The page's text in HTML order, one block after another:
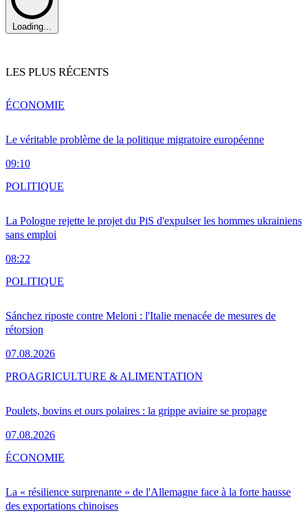
Loading...
LES PLUS RÉCENTS
Le véritable problème de la politique migratoire européenne
09:10
ÉCONOMIE
La Pologne rejette le projet du PiS d'expulser les hommes ukrainiens
sans emploi
08:22
POLITIQUE
Sánchez riposte contre Meloni : l'Italie menacée de mesures de
rétorsion
07.08.2026
POLITIQUE
Poulets, bovins et ours polaires : la grippe aviaire se propage
07.08.2026
PROAGRICULTURE & ALIMENTATION
La « résilience surprenante » de l'Allemagne face à la forte hausse
des exportations chinoises
ÉCONOMIE